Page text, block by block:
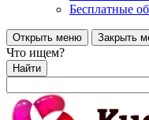
Бесплатные
Открыть меню Закрыть
Что ищем?
Найти